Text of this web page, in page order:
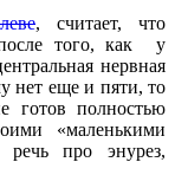
, считает, что
того, как у
нервная
нет еще и пяти, то
готов полностью
«маленькими
про энурез,